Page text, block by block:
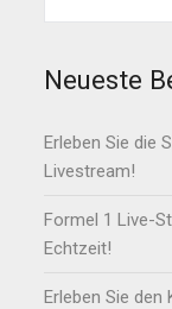
Neueste
Erleben Sie die
Livestream!
Formel 1 Live-
Echtzeit!
Erleben Sie den